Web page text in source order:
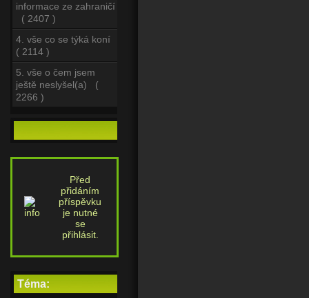
informace ze zahraničí
( 2407 )
4. vše co se týká koní
( 2114 )
5. vše o čem jsem
ještě neslyšel(a) (
2266 )
Před
přidáním
příspěvku
je nutné
se
přihlásit.
Téma: